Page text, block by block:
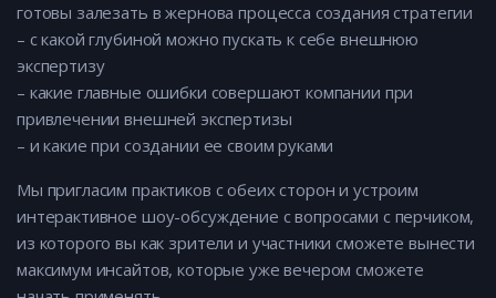
готовы залезать в жернова процесса создания стратегии
– с какой глубиной можно пускать к себе внешнюю
экспертизу
– какие главные ошибки совершают компании при
привлечении внешней экспертизы
– и какие при создании ее своим руками
Мы пригласим практиков с обеих сторон и устроим
интерактивное шоу-обсуждение с вопросами с перчиком,
из которого вы как зрители и участники сможете вынести
максимум инсайтов, которые уже вечером сможете